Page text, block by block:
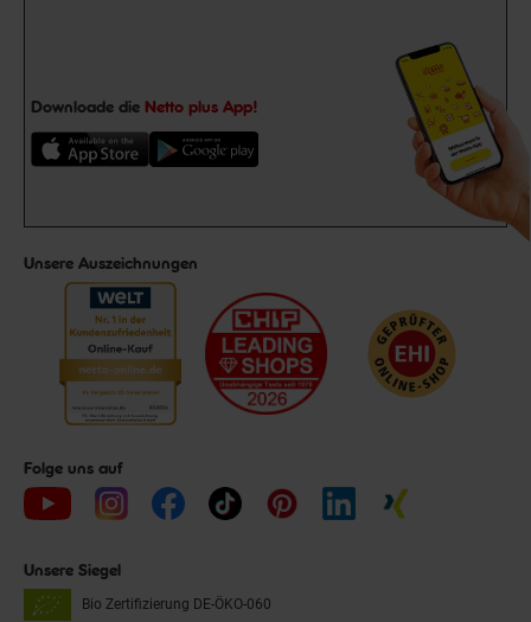
Downloade die Netto plus App!
Unsere Auszeichnungen
Folge uns auf
Unsere Siegel
Bio Zertifizierung DE-ÖKO-060